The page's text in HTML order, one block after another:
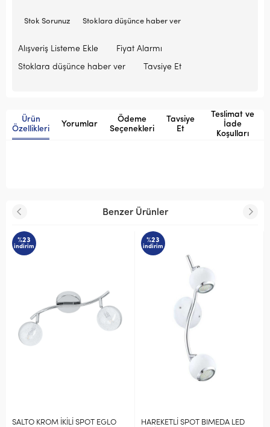
Stok Sorunuz Stoklara düşünce haber ver
Alışveriş Listeme Ekle
Fiyat Alarmı
Stoklara düşünce haber ver
Tavsiye Et
Ürün
Özellikleri
Yorumlar
Ödeme
Seçenekleri
Tavsiye
Et
Teslimat ve
İade
Koşulları
Benzer Ürünler
İKİLİ SPOT EGLO
HAREKETLİ SPOT BIMEDA LED
Eglo Salto